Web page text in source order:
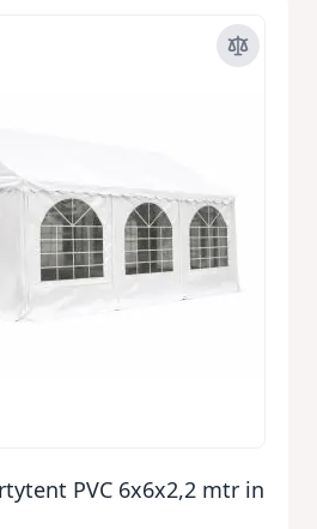
PVC 6x6x2,2 mtr in